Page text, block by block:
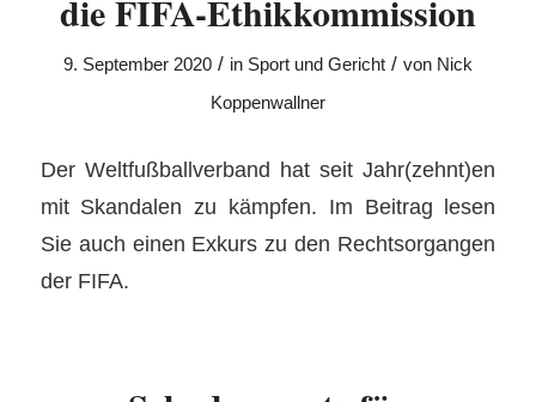
die FIFA-Ethikkommission
9. September 2020 / in Sport und Gericht / von Nick
Koppenwallner
Der Weltfußballverband hat seit Jahr(zehnt)en
mit Skandalen zu kämpfen. Im Beitrag lesen
Sie auch einen Exkurs zu den Rechtsorgangen
der FIFA.